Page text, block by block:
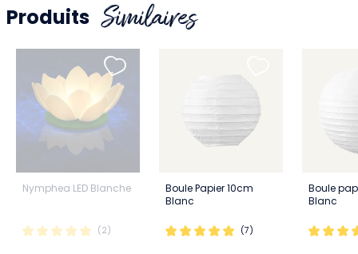
Produits Similaires
Nymphea LED Blanche
(2)
Boule Papier 10cm
Blanc
(7)
Boule
Blanc